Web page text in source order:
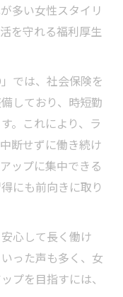
多い女性スタイリ
を守れる福利厚生
」では、社会保険を
しており、時短勤
。これにより、ラ
断せずに働き続け
ップに集中できる
にも前向きに取り
心して長く働け
った声も多く、女
プを目指すには、